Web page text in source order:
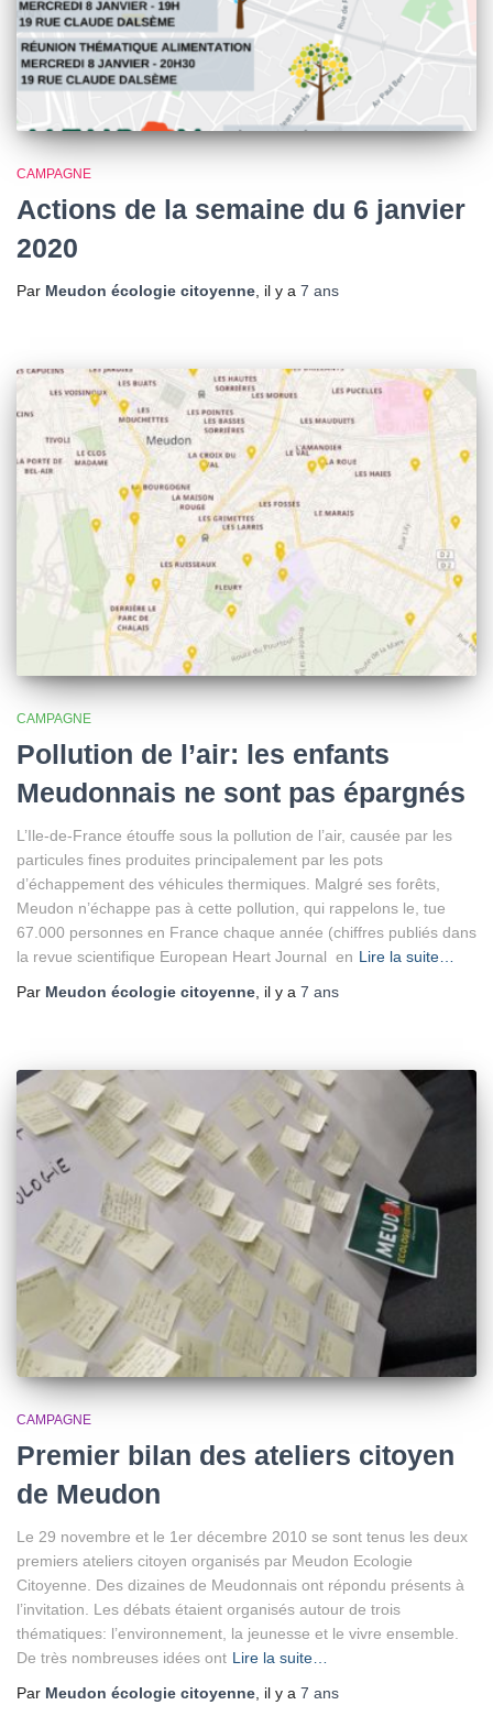
CAMPAGNE
Actions de la semaine du 6 janvier
2020
Par Meudon écologie citoyenne, il y a 7 ans
CAMPAGNE
Pollution de l’air: les enfants
Meudonnais ne sont pas épargnés
L’Ile-de-France étouffe sous la pollution de l’air, causée par les
particules fines produites principalement par les pots
d’échappement des véhicules thermiques. Malgré ses forêts,
Meudon n’échappe pas à cette pollution, qui rappelons le, tue
67.000 personnes en France chaque année (chiffres publiés dans
la revue scientifique European Heart Journal en Lire la suite…
Par Meudon écologie citoyenne , il y a 7 ans
CAMPAGNE
Premier bilan des ateliers citoyen
de Meudon
Le 29 novembre et le 1er décembre 2010 se sont tenus les deux
premiers ateliers citoyen organisés par Meudon Ecologie
Citoyenne. Des dizaines de Meudonnais ont répondu présents à
l’invitation. Les débats étaient organisés autour de trois
thématiques: l’environnement, la jeunesse et le vivre ensemble.
De très nombreuses idées ont Lire la suite…
Par Meudon écologie citoyenne , il y a 7 ans